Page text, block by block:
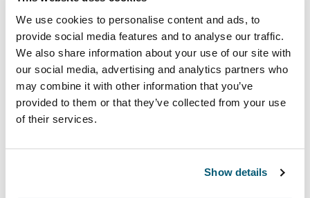
We use cookies to personalise content and ads, to
provide social media features and to analyse our traffic.
We also share information about your use of our site with
our social media, advertising and analytics partners who
may combine it with other information that you’ve
provided to them or that they’ve collected from your use
of their services.
Show details
Этот рюкзак вместимостью 24 л из
переработанных материалов создан специально